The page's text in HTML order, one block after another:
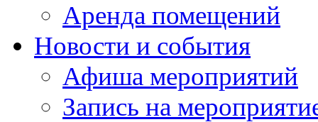
Аренда помещений
Новости и события
Афиша мероприятий
Запись на